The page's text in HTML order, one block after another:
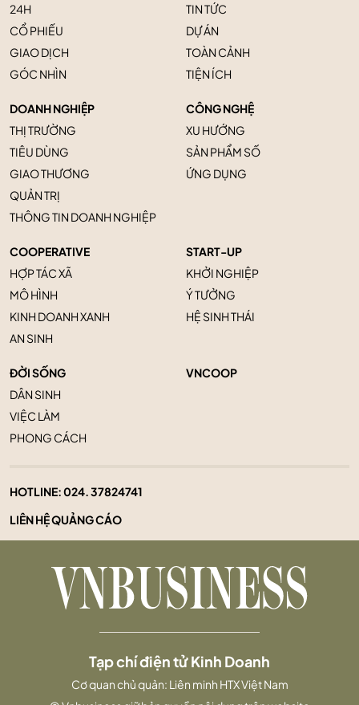
24H
CỔ PHIẾU
GIAO DỊCH
GÓC NHÌN
TIN TỨC
DỰ ÁN
TOÀN CẢNH
TIỆN ÍCH
DOANH NGHIỆP
THỊ TRƯỜNG
TIÊU DÙNG
GIAO THƯƠNG
QUẢN TRỊ
THÔNG TIN DOANH NGHIỆP
CÔNG NGHỆ
XU HƯỚNG
SẢN PHẨM SỐ
ỨNG DỤNG
COOPERATIVE
HỢP TÁC XÃ
MÔ HÌNH
KINH DOANH XANH
AN SINH
START-UP
KHỞI NGHIỆP
Ý TƯỞNG
HỆ SINH THÁI
ĐỜI SỐNG
DÂN SINH
VIỆC LÀM
PHONG CÁCH
VNCOOP
HOTLINE:024. 37824741
LIÊN HỆ QUẢNG CÁO
Tạp chí điện tử Kinh Doanh
Cơ quan chủ quản: Liên minh HTX Việt Nam